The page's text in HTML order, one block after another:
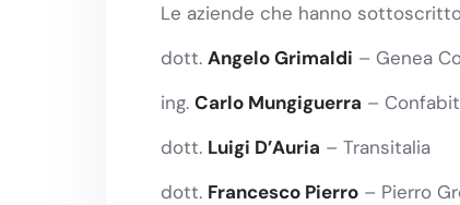
Le aziende che hanno
dott. Angelo Grimaldi – Genea
ing. Carlo Mungiguerra –
dott. Luigi D’Auria – Transitalia
dott. Francesco Pierro – Pierro